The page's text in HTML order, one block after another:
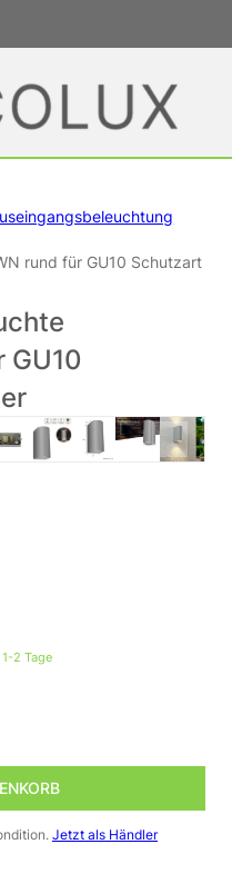
rund für GU10 Schutzart
GU10
war: 18,65 €
€.
2 Tage
rund für GU10 Schutzart
Jetzt als Händler